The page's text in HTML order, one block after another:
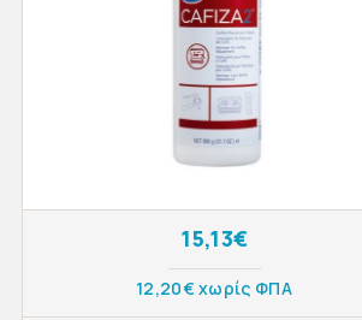
15,13€
12,20€ χωρίς ΦΠΑ